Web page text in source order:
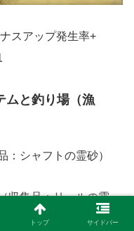
スアップ発生率+
ムと釣り場（漁
：シャフトの霊砂）
収集品：リールの霊
トップ サイドバー